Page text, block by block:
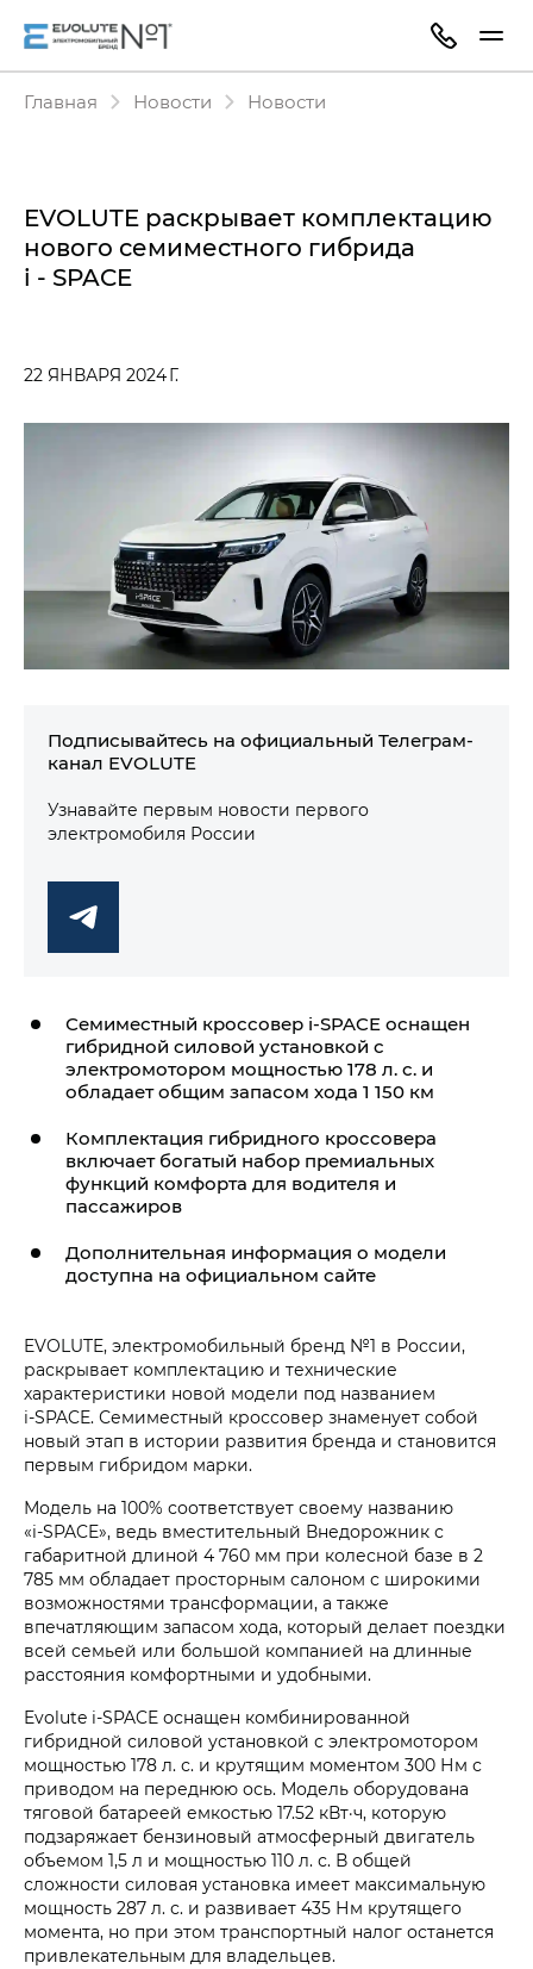
Главная Новости Новости
EVOLUTE раскрывает комплектацию
нового семиместного гибрида
i - SPACE
22 ЯНВАРЯ 2024 Г.
Подписывайтесь на официальный Телеграм-
канал EVOLUTE
Узнавайте первым новости первого
электромобиля России
Семиместный кроссовер i‑SPACE оснащен
гибридной силовой установкой с
электромотором мощностью 178 л. с. и
обладает общим запасом хода 1 150 км
Комплектация гибридного кроссовера
включает богатый набор премиальных
функций комфорта для водителя и
пассажиров
Дополнительная информация о модели
доступна на официальном сайте
EVOLUTE, электромобильный бренд №1 в России,
раскрывает комплектацию и технические
характеристики новой модели под названием
i‑SPACE. Семиместный кроссовер знаменует собой
новый этап в истории развития бренда и становится
первым гибридом марки.
Модель на 100% соответствует своему названию
«i‑SPACE», ведь вместительный Внедорожник с
габаритной длиной 4 760 мм при колесной базе в 2
785 мм обладает просторным салоном с широкими
возможностями трансформации, а также
впечатляющим запасом хода, который делает поездки
всей семьей или большой компанией на длинные
расстояния комфортными и удобными.
Evolute i‑SPACE оснащен комбинированной
гибридной силовой установкой с электромотором
мощностью 178 л. с. и крутящим моментом 300 Нм с
приводом на переднюю ось. Модель оборудована
тяговой батареей емкостью 17.52 кВт·ч, которую
подзаряжает бензиновый атмосферный двигатель
объемом 1,5 л и мощностью 110 л. с. В общей
сложности силовая установка имеет максимальную
мощность 287 л. с. и развивает 435 Нм крутящего
момента, но при этом транспортный налог останется
привлекательным для владельцев.